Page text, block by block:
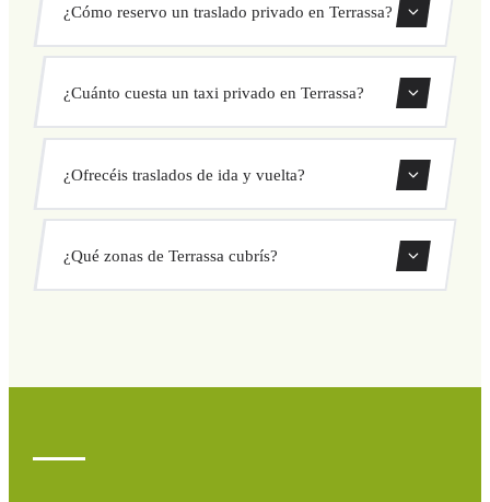
¿Cómo reservo un traslado privado en Terrassa?
Usa nuestro formulario de reserva para buscar y confirmar
tu traslado al instante. Elige recogida y destino, selecciona
¿Cuánto cuesta un taxi privado en Terrassa?
Nuestros traslados privados en Terrassa tienen precio fijo
cerrado antes de salir. Sin cargos ocultos ni sorpresas.
Consulta tu precio al instante en el formulario.
¿Ofrecéis traslados de ida y vuelta?
directamente desde nuestro sistema de reservas.
¿Qué zonas de Terrassa cubrís?